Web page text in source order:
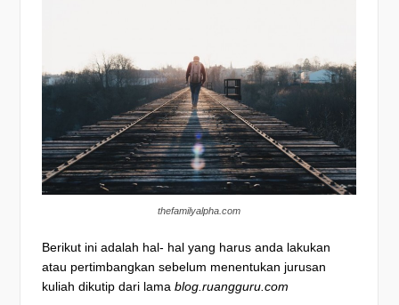
thefamilyalpha.com
Berikut ini adalah hal- hal yang harus anda lakukan
atau pertimbangkan sebelum menentukan jurusan
kuliah dikutip dari lama blog.ruangguru.com